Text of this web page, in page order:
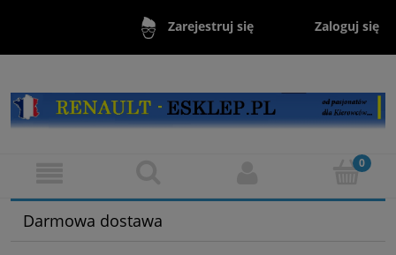
Zarejestruj się Zaloguj się
Darmowa dostawa